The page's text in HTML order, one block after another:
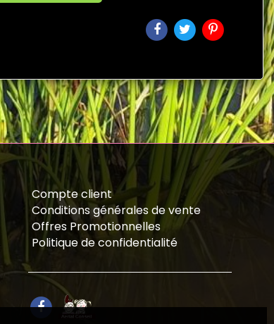
Compte client
Conditions générales de vente
Offres Promotionnelles
Politique de confidentialité